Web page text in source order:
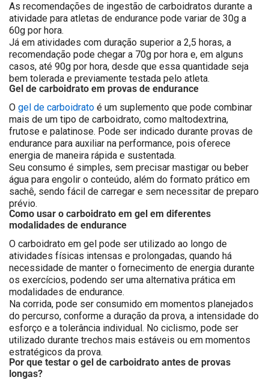
As recomendações de ingestão de carboidratos durante a
atividade para atletas de endurance pode variar de 30g a
60g por hora.
Já em atividades com duração superior a 2,5 horas, a
recomendação pode chegar a 70g por hora e, em alguns
casos, até 90g por hora, desde que essa quantidade seja
bem tolerada e previamente testada pelo atleta.
Gel de carboidrato em provas de endurance
O gel de carboidrato é um suplemento que pode combinar
mais de um tipo de carboidrato, como maltodextrina,
frutose e palatinose. Pode ser indicado durante provas de
endurance para auxiliar na performance, pois oferece
energia de maneira rápida e sustentada.
Seu consumo é simples, sem precisar mastigar ou beber
água para engolir o conteúdo, além do formato prático em
sachê, sendo fácil de carregar e sem necessitar de preparo
prévio.
Como usar o carboidrato em gel em diferentes
modalidades de endurance
O carboidrato em gel pode ser utilizado ao longo de
atividades físicas intensas e prolongadas, quando há
necessidade de manter o fornecimento de energia durante
os exercícios, podendo ser uma alternativa prática em
modalidades de endurance.
Na corrida, pode ser consumido em momentos planejados
do percurso, conforme a duração da prova, a intensidade do
esforço e a tolerância individual. No ciclismo, pode ser
utilizado durante trechos mais estáveis ou em momentos
estratégicos da prova.
Por que testar o gel de carboidrato antes de provas
longas?